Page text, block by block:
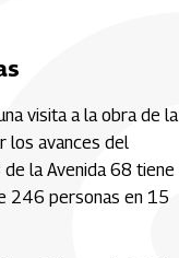
visita a la obra de la
los avances del
la Avenida 68 tiene
246 personas en 15